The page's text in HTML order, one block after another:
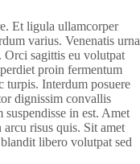
Et ligula ullamcorper
varius. Venenatis urna
Orci sagittis eu volutpat
proin fermentum
turpis. Interdum posuere
dignissim convallis
in est. Amet
risus quis. Sit amet
libero volutpat sed